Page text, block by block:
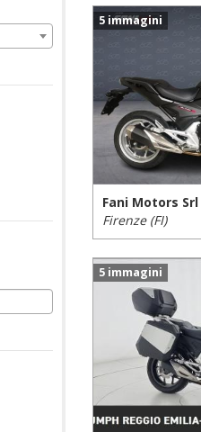
5 immagini
Fani Motors Srl
Firenze (FI)
5 immagini